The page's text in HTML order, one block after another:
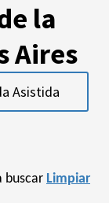
la
Aires
Asistida
buscar Limpiar